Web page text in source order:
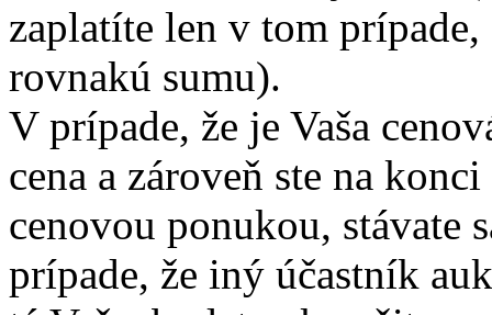
zaplatíte len v tom
rovnakú sumu).
V prípade, že je Vaša
cena a zároveň ste na
cenovou ponukou, stávate
prípade, že iný účastník